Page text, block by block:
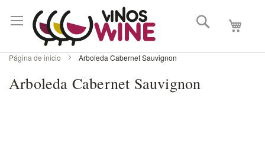
Mi
Buscar
Página de inicio Arboleda Cabernet Sauvignon
Arboleda Cabernet Sauvignon